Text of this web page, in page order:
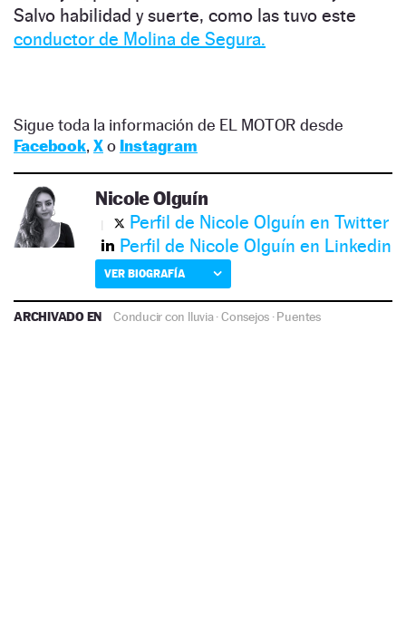
Salvo habilidad y suerte, como las tuvo este
conductor de Molina de Segura.
Sigue toda la información de EL MOTOR desde
Facebook, Xo Instagram
Nicole Olguín
Perfil de Nicole Olguín en Twitter
Perfil de Nicole Olguín en Linkedin
VER BIOGRAFÍA
ARCHIVADO EN Conducir con lluvia·Consejos ·Puentes